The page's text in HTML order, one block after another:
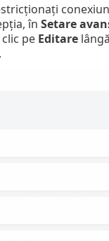
în Setare
pe Editarelângă